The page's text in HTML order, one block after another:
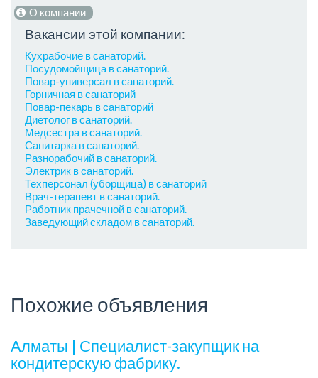
О компании
Вакансии этой компании:
Кухрабочие в санаторий.
Посудомойщица в санаторий.
Повар-универсал в санаторий.
Горничная в санаторий
Повар-пекарь в санаторий
Диетолог в санаторий.
Медсестра в санаторий.
Санитарка в санаторий.
Разнорабочий в санаторий.
Электрик в санаторий.
Техперсонал (уборщица) в санаторий
Врач-терапевт в санаторий.
Работник прачечной в санаторий.
Заведующий складом в санаторий.
Похожие объявления
Алматы | Специалист-закупщик на
кондитерскую фабрику.